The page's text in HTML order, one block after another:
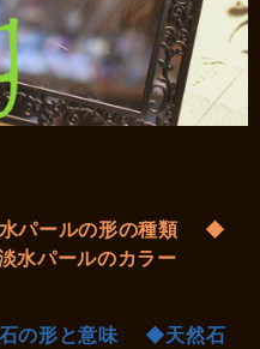
パールの形の種類
◆
水パールのカラー
の形と意味
◆天然石